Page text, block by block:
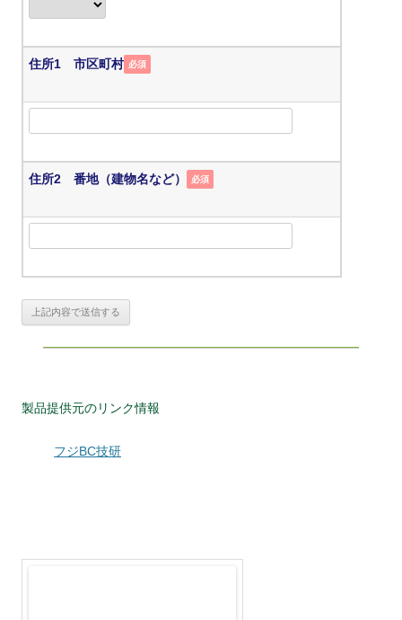
住所1 市区町村 必須
住所2 番地（建物名など） 必須
製品提供元のリンク情報
フジBC技研